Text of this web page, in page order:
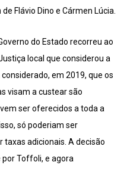
Flávio Dino e Cármen Lúcia.
do Estado recorreu ao
local que considerou a
em 2019, que os
visam a custear são
ser oferecidos a toda a
só poderiam ser
taxas adicionais. A decisão
Toffoli, e agora